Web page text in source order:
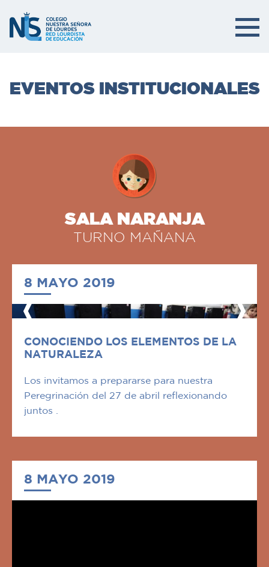
EVENTOS INSTITUCIONALES
SALA NARANJA
TURNO MAÑANA
8 MAYO 2019
CONOCIENDO LOS ELEMENTOS DE LA
NATURALEZA
Los invitamos a prepararse para nuestra
Peregrinación del 27 de abril reflexionando
juntos .
8 MAYO 2019